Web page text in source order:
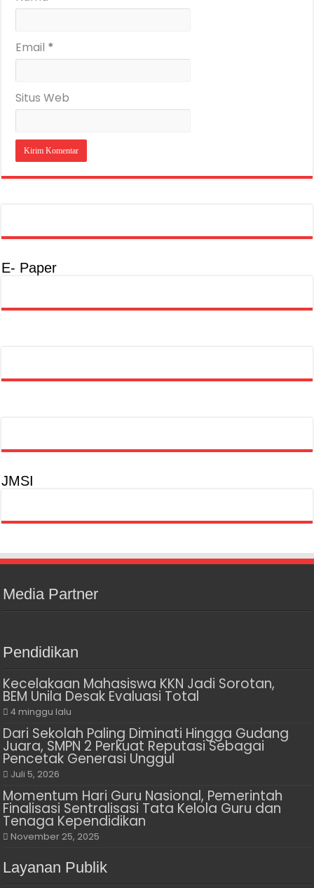
Email *
Situs Web
E- Paper
JMSI
Media Partner
Pendidikan
Kecelakaan Mahasiswa KKN Jadi Sorotan,
BEM Unila Desak Evaluasi Total
4 minggu lalu
Dari Sekolah Paling Diminati Hingga Gudang
Juara, SMPN 2 Perkuat Reputasi Sebagai
Pencetak Generasi Unggul
Juli 5, 2026
Momentum Hari Guru Nasional, Pemerintah
Finalisasi Sentralisasi Tata Kelola Guru dan
Tenaga Kependidikan
November 25, 2025
Layanan Publik